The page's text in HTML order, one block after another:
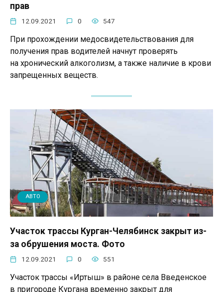
прав
12.09.2021 0 547
При прохождении медосвидетельствования для
получения прав водителей начнут проверять
на хронический алкоголизм, а также наличие в крови
запрещенных веществ.
АВТО
Участок трассы Курган-Челябинск закрыт из-
за обрушения моста. Фото
12.09.2021 0 551
Участок трассы «Иртыш» в районе села Введенское
в пригороде Кургана временно закрыт для